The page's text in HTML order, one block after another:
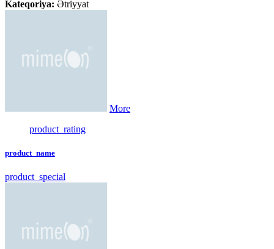
Kateqoriya: Ətriyyat
More
product_rating
product_name
product_special